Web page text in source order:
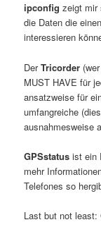
ipconfig zeigt mir
die Daten die
interessieren
DerTricorder
MUST HAVE für
ansatzweise für
umfangreiche
ausnahmesweise
GPSstatusist ein
mehr
Telefones so
Last but not least: